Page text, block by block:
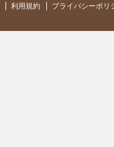
利用規約 プライバシーポリ